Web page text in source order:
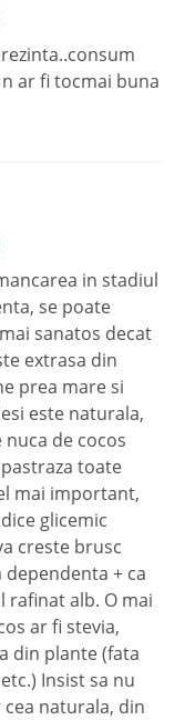
ar fi tocmai buna
in stadiul
se poate
sanatos decat
extrasa din
prea mare si
este naturala,
de cocos
toate
mai important,
glicemic
creste brusc
+ ca
rafinat alb. O mai
ar fi stevia,
din plante (fata
Insist sa nu
naturala, din